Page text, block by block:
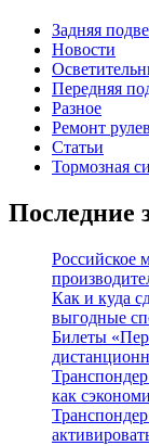
Задняя
Новости
Передняя
Разное
Ремонт
Статьи
Тормозная
Последние
Российское
Как и куда
выгодные
Билеты
как